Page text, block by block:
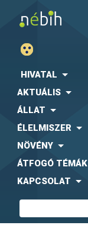
HIVATAL
AKTUÁLIS
ÁLLAT
ÉLELMISZER
NÖVÉNY
ÁTFOGÓ TÉMÁK
KAPCSOLAT